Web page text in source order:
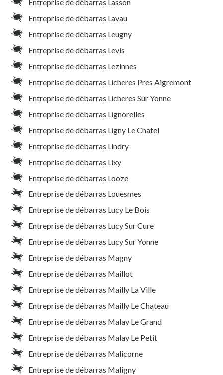
Entreprise de débarras Lasson
Entreprise de débarras Lavau
Entreprise de débarras Leugny
Entreprise de débarras Levis
Entreprise de débarras Lezinnes
Entreprise de débarras Licheres Pres Aigremont
Entreprise de débarras Licheres Sur Yonne
Entreprise de débarras Lignorelles
Entreprise de débarras Ligny Le Chatel
Entreprise de débarras Lindry
Entreprise de débarras Lixy
Entreprise de débarras Looze
Entreprise de débarras Louesmes
Entreprise de débarras Lucy Le Bois
Entreprise de débarras Lucy Sur Cure
Entreprise de débarras Lucy Sur Yonne
Entreprise de débarras Magny
Entreprise de débarras Maillot
Entreprise de débarras Mailly La Ville
Entreprise de débarras Mailly Le Chateau
Entreprise de débarras Malay Le Grand
Entreprise de débarras Malay Le Petit
Entreprise de débarras Malicorne
Entreprise de débarras Maligny